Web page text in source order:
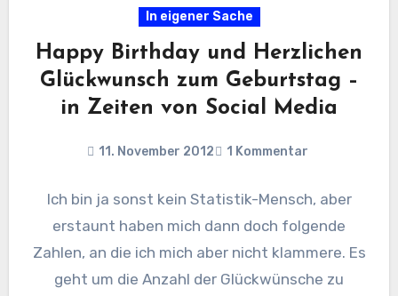
In eigener Sache
Happy Birthday und Herzlichen
Glückwunsch zum Geburtstag –
in Zeiten von Social Media
11. November 2012 1 Kommentar
Ich bin ja sonst kein Statistik-Mensch, aber
erstaunt haben mich dann doch folgende
Zahlen, an die ich mich aber nicht klammere. Es
geht um die Anzahl der Glückwünsche zu